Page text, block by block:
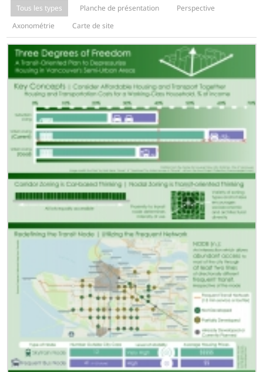
Tous les types Planche de présentation
Perspective
Axonométrie
Carte de site